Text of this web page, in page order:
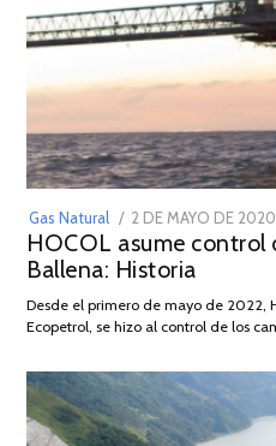
Gas Natural
POSTED
ON
2 DE MAYO DE 2020
HOCOL asume control
Ballena: Historia
Desde el primero de mayo de 2022,
Ecopetrol, se hizo al control de los